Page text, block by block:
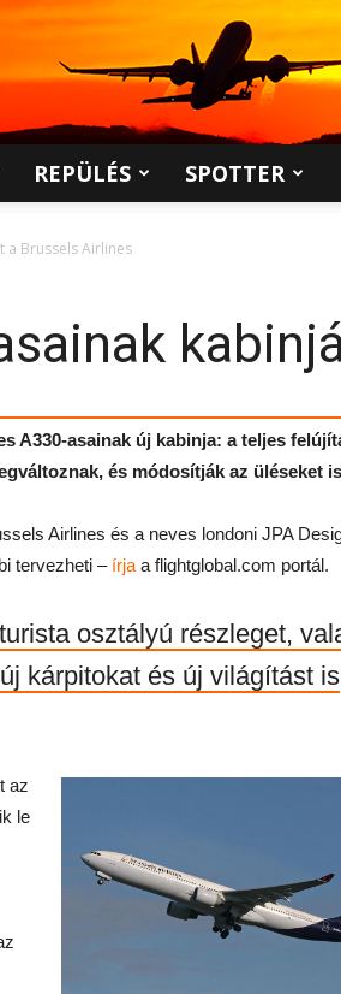
REPÜLÉS SPOTTER
a Brussels Airlines
A330-asainak új kabinja: a teljes
és módosítják az üléseket
Airlines és a neves londoni JPA
tervezheti – írja a flightglobal.com portál.
osztályú részleget,
kárpitokat és új világítást is
az
le